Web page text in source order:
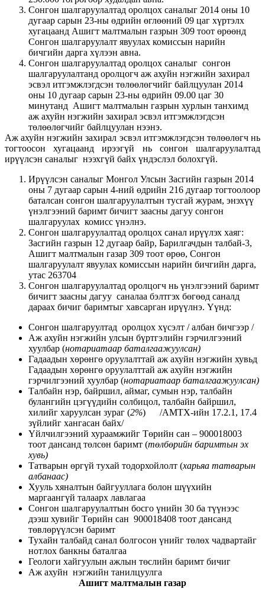
Сонгон шалгаруулалтад оролцох саналыг 2014 оны 10
дугаар сарын 23-ны өдрийн өглөөний 09 цаг хүртэлх
хугацаанд Ашигт малтмалын газрын 309 тоот өрөөнд
Сонгон шалгаруулалт явуулах комиссын нарийн
бичгийн дарга хүлээн авна.
Сонгон шалгаруулалтад оролцох саналыг сонгон
шалгаруулалтанд оролцогч аж ахуйн нэгжийн захирал
эсвэл итгэмжлэгдсэн төлөөлөгчийг байлцуулан 2014
оны 10 дугаар сарын 23-ны өдрийн 09.00 цаг 30
минутанд Ашигт малтмалын газрын хурлын танхимд
аж ахуйн нэгжийн захирал эсвэл итгэмжлэгдсэн
төлөөлөгчийг байлцуулан нээнэ.
Аж ахуйн нэгжийн захирал эсвэл итгэмжлэгдсэн төлөөлөгч нь
тогтоосон хугацаанд ирээгүй нь сонгон шалгаруулалтад
ирүүлсэн саналыг нээхгүй байх үндэслэл болохгүй.
Ирүүлсэн саналыг Монгол Улсын Засгийн газрын 2014
оны 7 дугаар сарын 4-ний өдрийн 216 дугаар тогтоолоор
баталсан сонгон шалгаруулалтын тусгай журам, энэхүү
үнэлгээний баримт бичигт заасны дагуу сонгон
шалгаруулах комисс үнэлнэ.
Сонгон шалгаруулалтад оролцох санал ирүүлэх хаяг:
Засгийн газрын 12 дугаар байр, Барилгачдын талбай-3,
Ашигт малтмалын газар 309 тоот өрөө, Сонгон
шалгаруулалт явуулах комиссын нарийн бичгийн дарга,
утас 263704
Сонгон шалгаруулалтад оролцогч нь үнэлгээний баримт
бичигт заасны дагуу саналаа бэлтгэх бөгөөд саналд
дараах бичиг баримтыг хавсарган ирүүлнэ. Үүнд:
Сонгон шалгаруултад оролцох хүсэлт / албан бичгээр /
Аж ахуйн нэгжийн улсын бүртгэлийн гэрчилгээний
хуулбар (нотариатаар баталгаажуулсан)
Гадаадын хөрөнгө оруулалттай аж ахуйн нэгжийн хувьд
Гадаадын хөрөнгө оруулалттай аж ахуйн нэгжийн
гэрчилгээний хуулбар (нотариатаар баталгаажуулсан)
Талбайн нэр, байршил, аймаг, сумын нэр, талбайн
булангийн цэгүүдийн солбицол, талбайн байршил,
хилийг харуулсан зураг (2%) /АМТХ-ийн 17.2.1, 17.4
зүйлийг хангасан байх/
Үйлчилгээний хураамжийг Төрийн сан – 900018003
тоот дансанд төлсөн баримт (төлбөрийн баримтын эх
хувь)
Татварын өргүй тухай тодорхойлолт (харьяа татварын
албанаас)
Хууль хяналтын байгууллага болон шүүхийн
маргаангүй талаарх лавлагаа
Сонгон шалгаруулалтын босго үнийн 30 ба түүнээс
дээш хувийг Төрийн сан 900018408 тоот дансанд
төвлөрүүлсэн баримт
Тухайн талбайд санал болгосон үнийг төлөх чадвартайг
нотлох банкны баталгаа
Геологи хайгуулын ажлын төслийн баримт бичиг
Аж ахуйн нэгжийн танилцуулга
Ашигт малтмалын газар